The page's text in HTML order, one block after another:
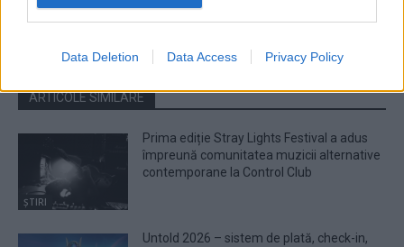
Data Deletion Data Access Privacy Policy
liviu.andrei@traiestemuzica.ro
ARTICOLE SIMILARE
ȘTIRI
Prima ediție Stray Lights Festival a adus
împreună comunitatea muzicii alternative
contemporane la Control Club
Untold 2026 – sistem de plată, check-in,